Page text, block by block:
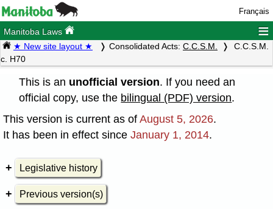
Français
Manitoba Laws ≡
★ New site layout ★ Consolidated Acts: C.C.S.M.
C.C.S.M.
c. H70
This is an unofficial version. If you need an
official copy, use the bilingual (PDF) version.
This version is current as of August 5, 2026.
It has been in effect since January 1, 2014.
Legislative history
Previous version(s)